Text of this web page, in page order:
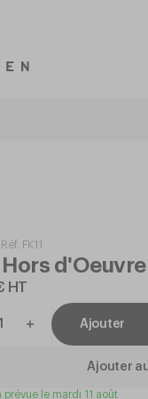
Réf. FK11
Hors
HT
Ajouter
Ajouter
prévue le mardi 11 août